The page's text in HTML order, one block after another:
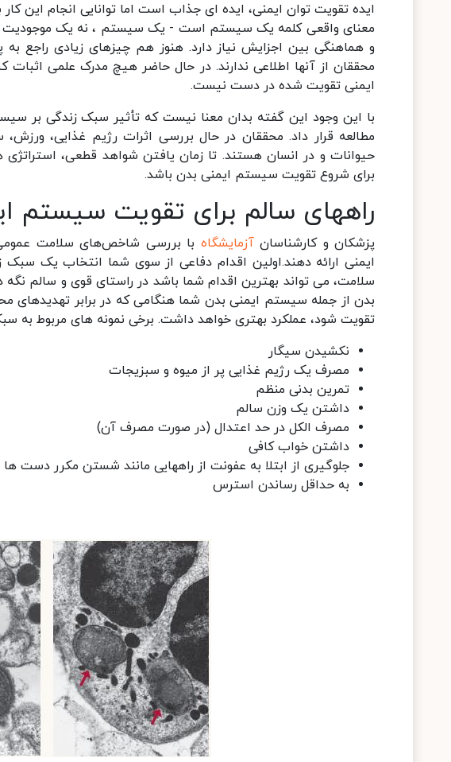
ایده تقویت توان ایمنی، ایده ای جذاب است اما توانایی انجام این
معنای واقعی کلمه یک سیستم است - یک سیستم ، نه یک موجودیت
و هماهنگی بین اجزایش نیاز دارد. هنوز هم چیزهای زیادی راجع
محققان از آنها اطلاعی ندارند. در حال حاضر هیچ مدرک علمی
ایمنی تقویت شده در دست نیست.
با این وجود این گفته بدان معنا نیست که تأثیر سبک زندگی بر
مطالعه قرار داد. محققان در حال بررسی اثرات رژیم غذایی،
حیوانات و در انسان هستند. تا زمان یافتن شواهد قطعی،
برای شروع تقویت سیستم ایمنی بدن باشد.
راههای سالم برای تقویت سیستم
پزشکان و کارشناسانآزمایشگاه با بررسی شاخص‌های سلامت
ایمنی ارائه دهند.اولین اقدام دفاعی از سوی شما انتخاب یک
سلامت، می تواند بهترین اقدام شما باشد در راستای قوی و سالم
بدن از جمله سیستم ایمنی بدن شما هنگامی که در برابر
تقویت شود، عملکرد بهتری خواهد داشت. برخی نمونه های مربوط به
نکشیدن سیگار
مصرف یک رژیم غذایی پر از میوه و سبزیجات
تمرین بدنی منظم
داشتن یک وزن سالم
مصرف الکل در حد اعتدال (در صورت مصرف آن)
داشتن خواب کافی
جلوگیری از ابتلا به عفونت از راههایی مانند شستن مکرر دست
به حداقل رساندن استرس